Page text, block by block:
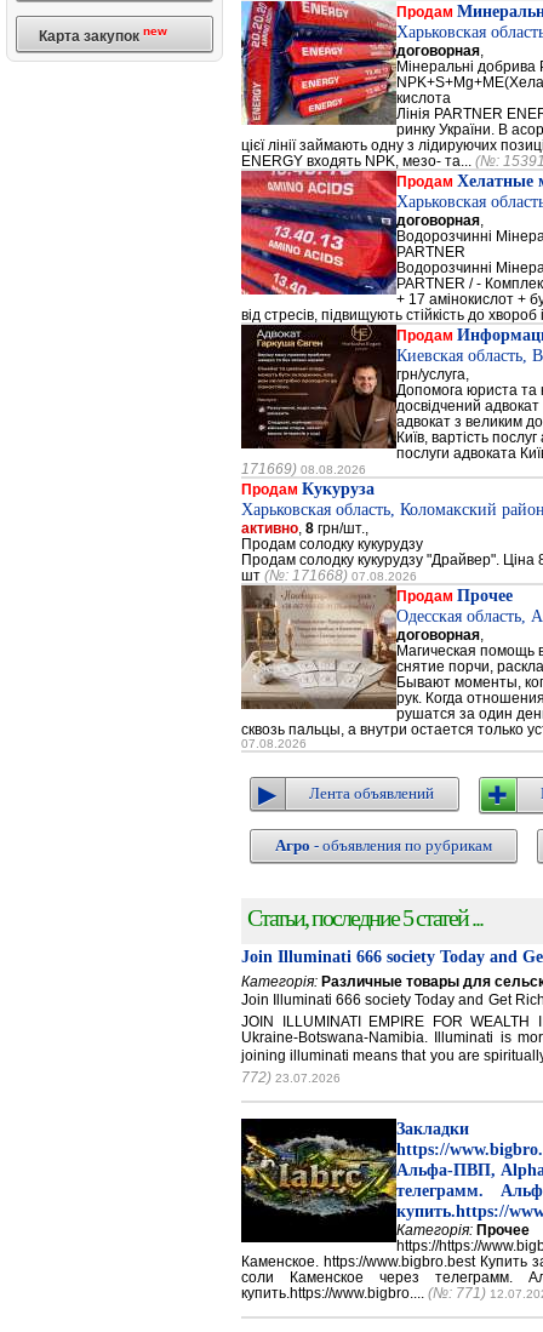
Карта закупок new
Продам
Харьковская
договорная
Мінеральні добрива
кислота
Лінія PARTNER
ринку України. В
цієї лінії займають одну з лідируючих
ENERGY входять NPK, мезо- та... (№:
Продам Хелатные
Харьковская
договорная
Водорозчинні
PARTNER
Водорозчинні
PARTNER / -
+ 17 амінокислот +
від стресів, підвищують стійкість до хвороб
Продам
Киевская область,
грн/услуга,
Допомога юриста та
досвідчений
адвокат з великим
Київ, вартість
послуги адвоката
171669) 08.08.2026
Продам Кукуруза
Харьковская область, Коломакский
активно 8 грн/шт.,
Продам солодку кукурудзу
Продам солодку кукурудзу "Драйвер". Ціна
шт (№: 171668) 07.08.2026
Продам Прочее
Одесская область,
договорная
Магическая помощь
снятие порчи,
Бывают моменты,
рук. Когда
рушатся за один
сквозь пальцы, а внутри остается только
07.08.2026
Лента объявлений
Агро - объявления по рубрикам
Статьи, последние 5 статей ...
Join Illuminati 666 society Today and
Категорія: Различные товары для
Join Illuminati 666 society Today and Get
JOIN ILLUMINATI EMPIRE FOR WEALTH
Ukraine-Botswana-Namibia. Illuminati is
joining illuminati means that you are
772) 23.07.2026
Закладки
https://
Альфа-ПВП, Alpha
телеграмм.
купить.https://
Категорія: Прочее
https://https://
Каменское. https://www.bigbro.best Купить
соли Каменское через телеграмм.
купить.https://www.bigbro.... (№: 771)